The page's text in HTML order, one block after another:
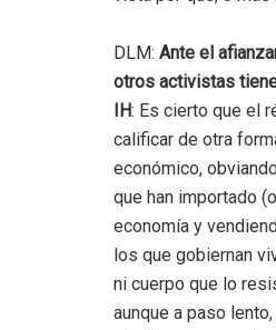
DLM: Ante el
otros activistas
IH: Es cierto que el
calificar de otra
económico,
que han importado
economía y
los que gobiernan
ni cuerpo que lo
aunque a paso